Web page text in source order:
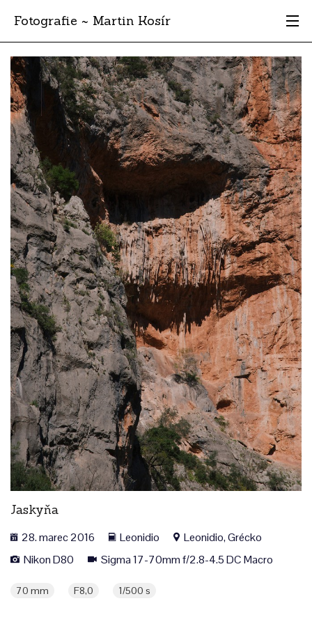
Fotografie ~ Martin Kosír
Moje obľúbené
Albumy
Miesta
Archív
Vyhľadávanie
Jaskyňa
28. marec 2016 Leonidio
Leonidio, Grécko
Nikon D80
Sigma 17-70mm f/2.8-4.5 DC Macro
70 mm F8,0 1/500 s